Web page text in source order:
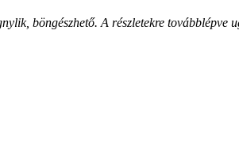
böngészhető. A részletekre